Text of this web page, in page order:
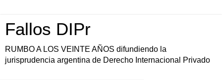
Fallos DIPr
RUMBO A LOS VEINTE AÑOS difundiendo la
jurisprudencia argentina de Derecho Internacional Privado